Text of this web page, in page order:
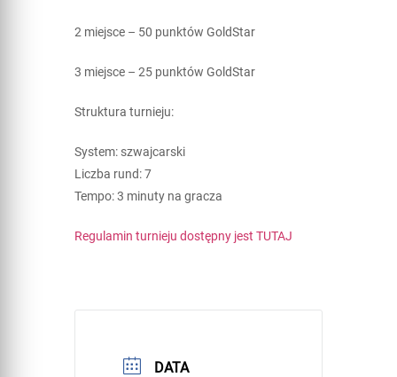
2 miejsce – 50 punktów GoldStar
3 miejsce – 25 punktów GoldStar
Struktura turnieju:
System: szwajcarski
Liczba rund: 7
Tempo: 3 minuty na gracza
Regulamin turnieju dostępny jest TUTAJ
DATA